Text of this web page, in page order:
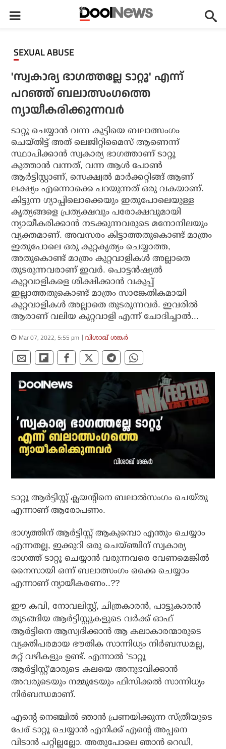
SEXUAL ABUSE
'സ്വകാര്യ ഭാഗത്തല്ലേ ടാറ്റൂ' എന്ന്
പറഞ്ഞ് ബലാത്സംഗത്തെ
ന്യായീകരിക്കുന്നവര്‍
ടാറ്റൂ ചെയ്യാന്‍ വന്ന കുട്ടിയെ ബലാത്സംഗം
ചെയ്തിട്ട് അത് ലെജിറ്റിമൈസ് ആണെന്ന്
സ്ഥാപിക്കാന്‍ സ്വകാര്യ ഭാഗത്താണ് ടാറ്റൂ
കുത്താന്‍ വന്നത്, വന്ന ആള്‍ പോണ്‍
ആര്‍ട്ടിസ്റ്റാണ്, സെക്ഷ്വല്‍ മാര്‍ക്കറ്റിങ്ങ് ആണ്
ലക്ഷ്യം എന്നൊക്കെ പറയുന്നത് ഒരു വകയാണ്.
കിട്ടുന്ന ഗ്യാപ്പിലൊക്കെയും ഇതുപോലെയുള്ള
കൃത്യങ്ങളെ പ്രത്യക്ഷവും പരോക്ഷവുമായി
ന്യായീകരിക്കാന്‍ നടക്കുന്നവരുടെ മനോനിലയും
വ്യക്തമാണ്. അവസരം കിട്ടാത്തതുകൊണ്ട് മാത്രം
ഇതുപോലെ ഒരു കുറ്റകൃത്യം ചെയ്യാത്ത,
അതുകൊണ്ട് മാത്രം കുറ്റവാളികള്‍ അല്ലാതെ
തുടരുന്നവരാണ് ഇവര്‍. പൊട്ടന്‍ഷ്യല്‍
കുറ്റവാളികളെ ശിക്ഷിക്കാന്‍ വകുപ്പ്
ഇല്ലാത്തതുകൊണ്ട് മാത്രം സാങ്കേതികമായി
കുറ്റവാളികള്‍ അല്ലാതെ തുടരുന്നവര്‍. ഇവരില്‍
ആരാണ് വലിയ കുറ്റവാളി എന്ന് ചോദിച്ചാല്‍...
Mar 07, 2022, 5:55 pm വിശാഖ് ശങ്കര്‍
ടാറ്റൂ ആര്‍ട്ടിസ്റ്റ് ക്ലയന്റിനെ ബലാല്‍സംഗം ചെയ്തു
എന്നാണ് ആരോപണം.
ഭാഗ്യത്തിന് ആര്‍ട്ടിസ്റ്റ് ആകുമ്പൊ എന്തും ചെയ്യാം
എന്നതല്ല, ഇക്കുറി ഒരു ചെയ്ഞ്ചിന് സ്വകാര്യ
ഭാഗത്ത് ടാറ്റൂ ചെയ്യാന്‍ വരുന്നവരെ വേണമെങ്കില്‍
നൈസായി ഒന്ന് ബലാത്സംഗം ഒക്കെ ചെയ്യാം
എന്നാണ് ന്യായീകരണം..??
ഈ കവി, നോവലിസ്റ്റ്, ചിത്രകാരന്‍, പാട്ടുകാരന്‍
തുടങ്ങിയ ആര്‍ട്ടിസ്റ്റുകളുടെ വര്‍ക്ക് ഓഫ്
ആര്‍ട്ടിനെ ആസ്വദിക്കാന്‍ ആ കലാകാരന്മാരുടെ
വ്യക്തിപരമായ ഭൗതിക സാന്നിധ്യം നിര്‍ബന്ധമല്ല,
മറ്റ് വഴികളും ഉണ്ട്. എന്നാല്‍ ‘ടാറ്റൂ
ആര്‍ട്ടിസ്റ്റ്’മാരുടെ കലയെ അനുഭവിക്കാന്‍
അവരുടെയും നമ്മുടേയും ഫിസിക്കല്‍ സാന്നിധ്യം
നിര്‍ബന്ധമാണ്.
എന്റെ നെഞ്ചില്‍ ഞാന്‍ പ്രണയിക്കുന്ന സ്ത്രീയുടെ
പേര് ടാറ്റൂ ചെയ്യാന്‍ എനിക്ക് എന്റെ അപ്പനെ
വിടാന്‍ പറ്റില്ലല്ലോ. അതുപോലെ ഞാന്‍ റെഡി,